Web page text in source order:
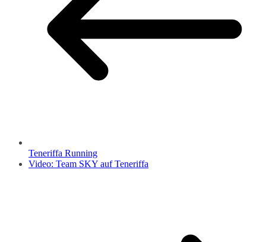
Teneriffa Running
Video: Team SKY auf Teneriffa